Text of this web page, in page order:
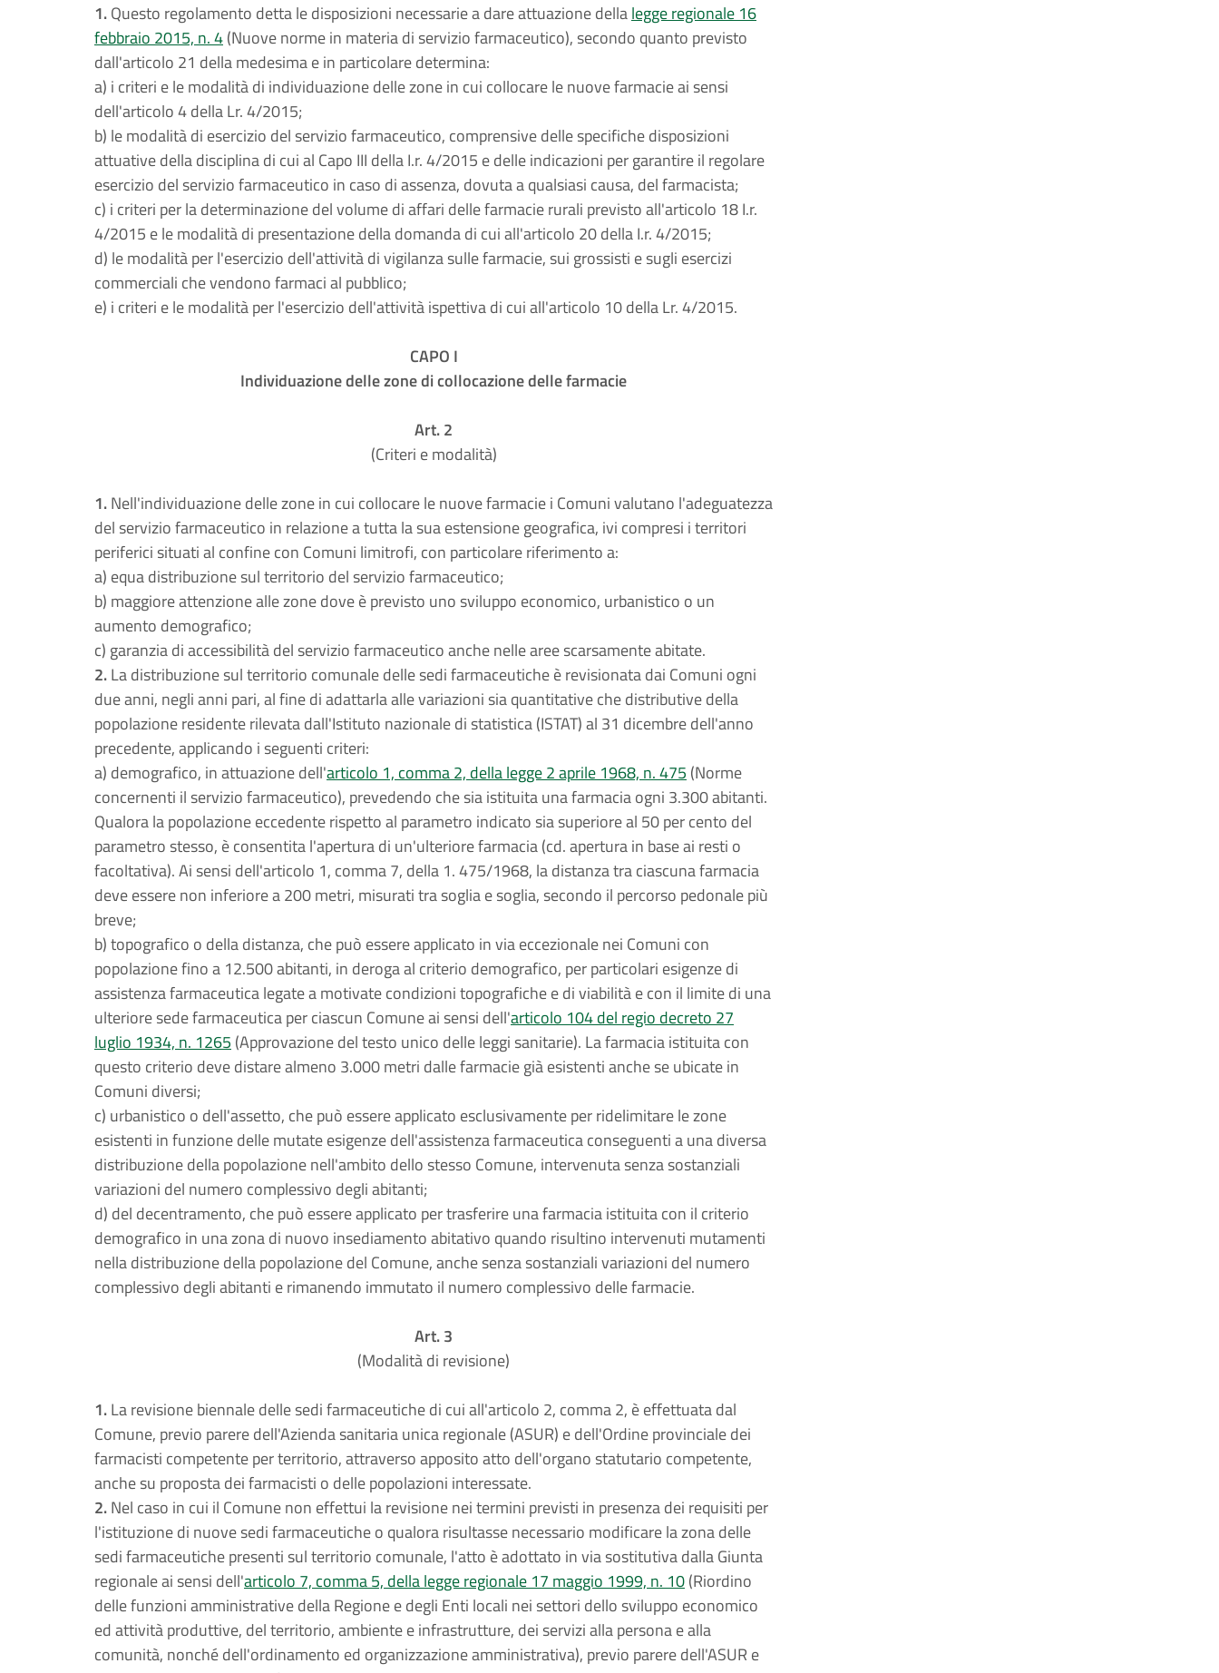
1.Questo regolamento detta le disposizioni necessarie a dare attuazione dellalegge regionale 16
febbraio 2015, n. 4(Nuove norme in materia di servizio farmaceutico), secondo quanto previsto
dall'articolo 21 della medesima e in particolare determina:
a) i criteri e le modalità di individuazione delle zone in cui collocare le nuove farmacie ai sensi
dell'articolo 4 della Lr. 4/2015;
b) le modalità di esercizio del servizio farmaceutico, comprensive delle specifiche disposizioni
attuative della disciplina di cui al Capo III della I.r. 4/2015 e delle indicazioni per garantire il regolare
esercizio del servizio farmaceutico in caso di assenza, dovuta a qualsiasi causa, del farmacista;
c) i criteri per la determinazione del volume di affari delle farmacie rurali previsto all'articolo 18 I.r.
4/2015 e le modalità di presentazione della domanda di cui all'articolo 20 della I.r. 4/2015;
d) le modalità per l'esercizio dell'attività di vigilanza sulle farmacie, sui grossisti e sugli esercizi
commerciali che vendono farmaci al pubblico;
e) i criteri e le modalità per l'esercizio dell'attività ispettiva di cui all'articolo 10 della Lr. 4/2015.
CAPO I
Individuazione delle zone di collocazione delle farmacie
Art. 2
(Criteri e modalità)
1.Nell'individuazione delle zone in cui collocare le nuove farmacie i Comuni valutano l'adeguatezza
del servizio farmaceutico in relazione a tutta la sua estensione geografica, ivi compresi i territori
periferici situati al confine con Comuni limitrofi, con particolare riferimento a:
a) equa distribuzione sul territorio del servizio farmaceutico;
b) maggiore attenzione alle zone dove è previsto uno sviluppo economico, urbanistico o un
aumento demografico;
c) garanzia di accessibilità del servizio farmaceutico anche nelle aree scarsamente abitate.
2.La distribuzione sul territorio comunale delle sedi farmaceutiche è revisionata dai Comuni ogni
due anni, negli anni pari, al fine di adattarla alle variazioni sia quantitative che distributive della
popolazione residente rilevata dall'Istituto nazionale di statistica (ISTAT) al 31 dicembre dell'anno
precedente, applicando i seguenti criteri:
a) demografico, in attuazione dell'articolo 1, comma 2, della legge 2 aprile 1968, n. 475 (Norme
concernenti il servizio farmaceutico), prevedendo che sia istituita una farmacia ogni 3.300 abitanti.
Qualora la popolazione eccedente rispetto al parametro indicato sia superiore al 50 per cento del
parametro stesso, è consentita l'apertura di un'ulteriore farmacia (cd. apertura in base ai resti o
facoltativa). Ai sensi dell'articolo 1, comma 7, della 1. 475/1968, la distanza tra ciascuna farmacia
deve essere non inferiore a 200 metri, misurati tra soglia e soglia, secondo il percorso pedonale più
breve;
b) topografico o della distanza, che può essere applicato in via eccezionale nei Comuni con
popolazione fino a 12.500 abitanti, in deroga al criterio demografico, per particolari esigenze di
assistenza farmaceutica legate a motivate condizioni topografiche e di viabilità e con il limite di una
ulteriore sede farmaceutica per ciascun Comune ai sensi dell'articolo 104 del regio decreto 27
luglio 1934, n. 1265 (Approvazione del testo unico delle leggi sanitarie). La farmacia istituita con
questo criterio deve distare almeno 3.000 metri dalle farmacie già esistenti anche se ubicate in
Comuni diversi;
c) urbanistico o dell'assetto, che può essere applicato esclusivamente per ridelimitare le zone
esistenti in funzione delle mutate esigenze dell'assistenza farmaceutica conseguenti a una diversa
distribuzione della popolazione nell'ambito dello stesso Comune, intervenuta senza sostanziali
variazioni del numero complessivo degli abitanti;
d) del decentramento, che può essere applicato per trasferire una farmacia istituita con il criterio
demografico in una zona di nuovo insediamento abitativo quando risultino intervenuti mutamenti
nella distribuzione della popolazione del Comune, anche senza sostanziali variazioni del numero
complessivo degli abitanti e rimanendo immutato il numero complessivo delle farmacie.
Art. 3
(Modalità di revisione)
1.La revisione biennale delle sedi farmaceutiche di cui all'articolo 2, comma 2, è effettuata dal
Comune, previo parere dell'Azienda sanitaria unica regionale (ASUR) e dell'Ordine provinciale dei
farmacisti competente per territorio, attraverso apposito atto dell'organo statutario competente,
anche su proposta dei farmacisti o delle popolazioni interessate.
2.Nel caso in cui il Comune non effettui la revisione nei termini previsti in presenza dei requisiti per
l'istituzione di nuove sedi farmaceutiche o qualora risultasse necessario modificare la zona delle
sedi farmaceutiche presenti sul territorio comunale, l'atto è adottato in via sostitutiva dalla Giunta
regionale ai sensi dell'articolo 7, comma 5, della legge regionale 17 maggio 1999, n. 10(Riordino
delle funzioni amministrative della Regione e degli Enti locali nei settori dello sviluppo economico
ed attività produttive, del territorio, ambiente e infrastrutture, dei servizi alla persona e alla
comunità, nonché dell'ordinamento ed organizzazione amministrativa), previo parere dell'ASUR e